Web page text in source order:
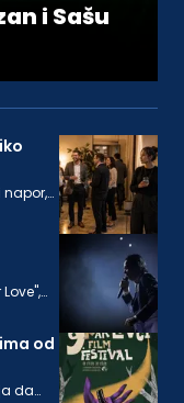
i Sašu
napor,
od
da